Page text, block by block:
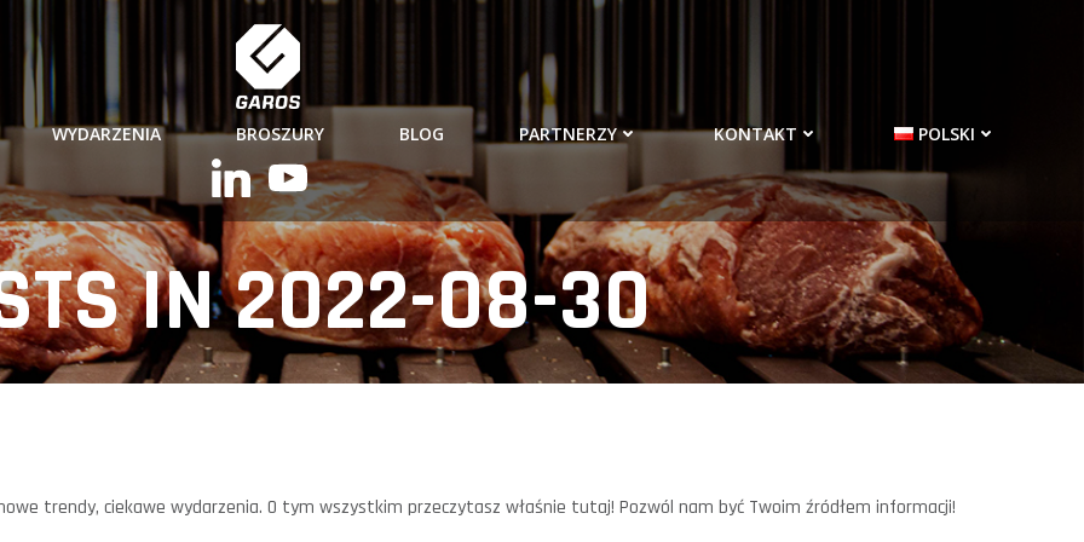
WYDARZENIA BROSZURY BLOG PARTNERZY KONTAKT POLSKI
IN 2022-08-30
trendy, ciekawe wydarzenia. O tym wszystkim przeczytasz właśnie tutaj! Pozwól nam być Twoim źródłem informacji!